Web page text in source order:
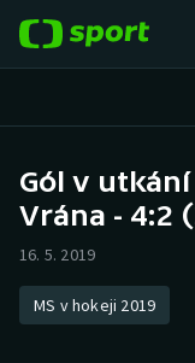
Hokej
Atletika
Gól v
Vrána - 4:2
16. 5. 2019
MS v hokeji 2019